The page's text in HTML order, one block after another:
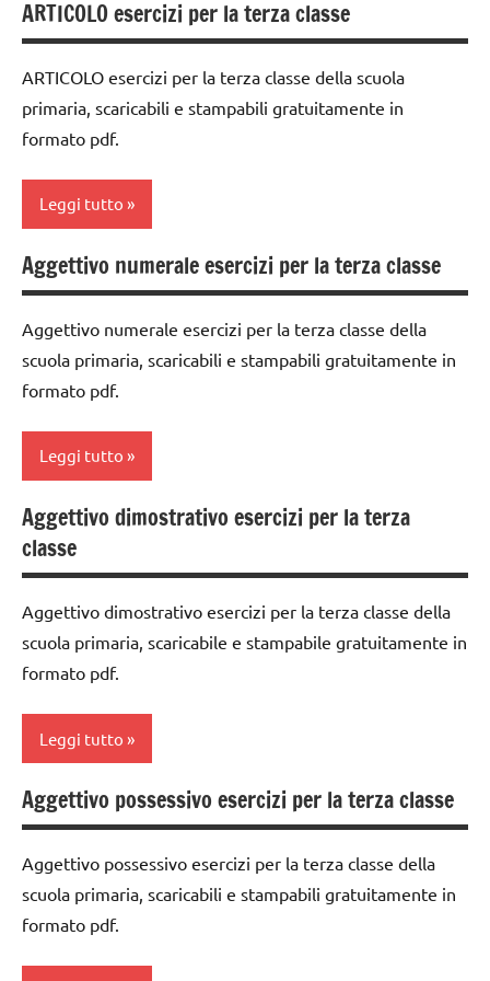
ARTICOLI
ARTICOLO esercizi per la terza classe
ARTICOLO esercizi per la terza classe della scuola
primaria, scaricabili e stampabili gratuitamente in
formato pdf.
Leggi tutto
classe
3a
dai
6
anni
DOWNLOAD
italiano
LINGUAGGIO
didattico
TUTTI GLI
PER ETA'
TUTTI GLI
ARTICOLI
Aggettivo numerale esercizi per la terza classe
Aggettivo numerale esercizi per la terza classe della
scuola primaria, scaricabili e stampabili gratuitamente in
formato pdf.
Leggi tutto
classe
3a
6
anni
DOWNLOAD
italiano
LINGUAGGIO
didattico
TUTTI GLI
PER ETA'
Aggettivo dimostrativo esercizi per la terza
classe
Aggettivo dimostrativo esercizi per la terza classe della
scuola primaria, scaricabile e stampabile gratuitamente in
formato pdf.
Leggi tutto
classe
3a
dai
6
anni
DOWNLOAD
Aggettivo possessivo esercizi per la terza classe
Aggettivo possessivo esercizi per la terza classe della
scuola primaria, scaricabili e stampabili gratuitamente in
formato pdf.